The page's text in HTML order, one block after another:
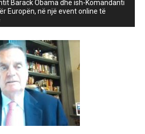
Barack Obama dhe ish-Komandanti
Europën, në një event online të